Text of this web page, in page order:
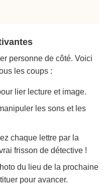
personne de côté. Voici
les coups :
lier lecture et image.
les sons et les
chaque lettre par la
frisson de détective !
du lieu de la prochaine
pour avancer.